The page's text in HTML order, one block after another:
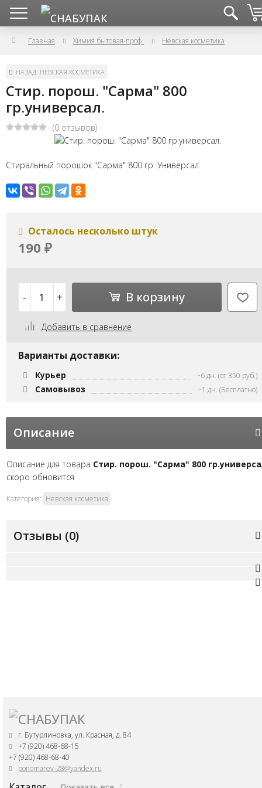
Главная Химия бытовая-проф. Невская косметика
НАЗАД: НЕВСКАЯ КОСМЕТИКА
Стир. порош. "Сарма" 800
гр.универсал.
(0 отзывов)
Стиральный порошок "Сарма" 800 гр. Универсал.
Осталось несколько штук
190 ₽
- + В корзину
Добавить в сравнение
Варианты доставки:
Курьер ~6 дн. (от 350 руб.)
Самовывоз ~1 дн. (Бесплатно)
Описание
Описание для товара Стир. порош. "Сарма" 800
скоро обновится
Категория: Невская косметика
Отзывы (0)
г. Бутурлиновка, ул. Красная, д. 84
+7 (920) 468-68-15
+7 (920) 468-68-40
ponomarev-28@yandex.ru